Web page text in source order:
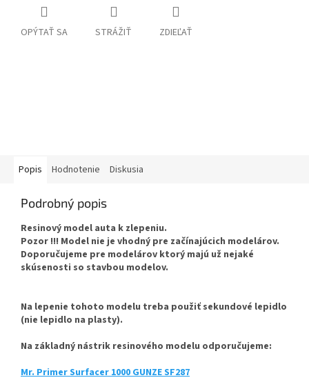
OPÝTAŤ SA STRÁŽIŤ ZDIEĽAŤ
Popis Hodnotenie Diskusia
Podrobný popis
Resinový model auta k zlepeniu.
Pozor !!! Model nie je vhodný pre začínajúcich modelárov.
Doporučujeme pre modelárov ktorý majú už nejaké
skúsenosti so stavbou modelov.
Na lepenie tohoto modelu treba použiť sekundové lepidlo
(nie lepidlo na plasty).
Na základný nástrik resinového modelu odporučujeme:
Mr. Primer Surfacer 1000 GUNZE SF287